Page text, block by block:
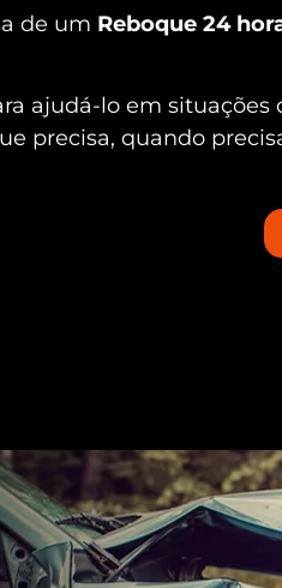
de um Reboque 24
ajudá-lo em
precisa, quando